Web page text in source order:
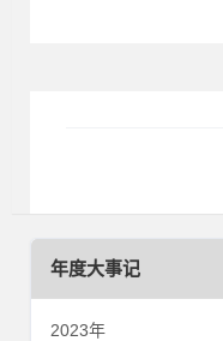
年度大事记
2023年